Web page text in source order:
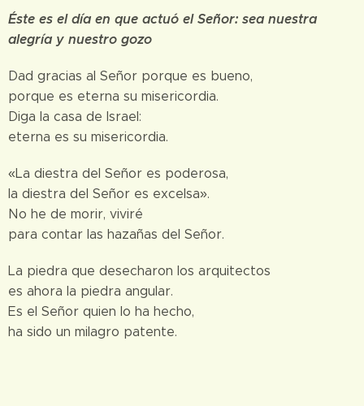
Éste es el día en que actuó el Señor: sea nuestra
alegría y nuestro gozo
Dad gracias al Señor porque es bueno,
porque es eterna su misericordia.
Diga la casa de Israel:
eterna es su misericordia.
«La diestra del Señor es poderosa,
la diestra del Señor es excelsa».
No he de morir, viviré
para contar las hazañas del Señor.
La piedra que desecharon los arquitectos
es ahora la piedra angular.
Es el Señor quien lo ha hecho,
ha sido un milagro patente.